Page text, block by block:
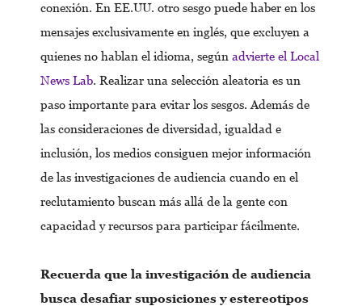
conexión. En EE.UU. otro sesgo puede haber en los
mensajes exclusivamente en inglés, que excluyen a
quienes no hablan el idioma, según advierte el Local
News Lab. Realizar una selección aleatoria es un
paso importante para evitar los sesgos. Además de
las consideraciones de diversidad, igualdad e
inclusión, los medios consiguen mejor información
de las investigaciones de audiencia cuando en el
reclutamiento buscan más allá de la gente con
capacidad y recursos para participar fácilmente.
Recuerda que la investigación de audiencia
busca desafiar suposiciones y estereotipos